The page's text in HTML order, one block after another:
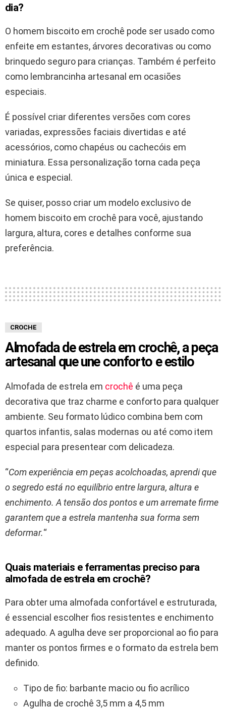
dia?
O homem biscoito em crochê pode ser usado como
enfeite em estantes, árvores decorativas ou como
brinquedo seguro para crianças. Também é perfeito
como lembrancinha artesanal em ocasiões
especiais.
É possível criar diferentes versões com cores
variadas, expressões faciais divertidas e até
acessórios, como chapéus ou cachecóis em
miniatura. Essa personalização torna cada peça
única e especial.
Se quiser, posso criar um modelo exclusivo de
homem biscoito em crochê para você, ajustando
largura, altura, cores e detalhes conforme sua
preferência.
CROCHE
Almofada de estrela em crochê, a peça
artesanal que une conforto e estilo
Almofada de estrela em crochê é uma peça
decorativa que traz charme e conforto para qualquer
ambiente. Seu formato lúdico combina bem com
quartos infantis, salas modernas ou até como item
especial para presentear com delicadeza.
“Com experiência em peças acolchoadas, aprendi que
o segredo está no equilíbrio entre largura, altura e
enchimento. A tensão dos pontos e um arremate firme
garantem que a estrela mantenha sua forma sem
deformar.“
Quais materiais e ferramentas preciso para
almofada de estrela em crochê?
Para obter uma almofada confortável e estruturada,
é essencial escolher fios resistentes e enchimento
adequado. A agulha deve ser proporcional ao fio para
manter os pontos firmes e o formato da estrela bem
definido.
Tipo de fio: barbante macio ou fio acrílico
Agulha de crochê 3,5 mm a 4,5 mm